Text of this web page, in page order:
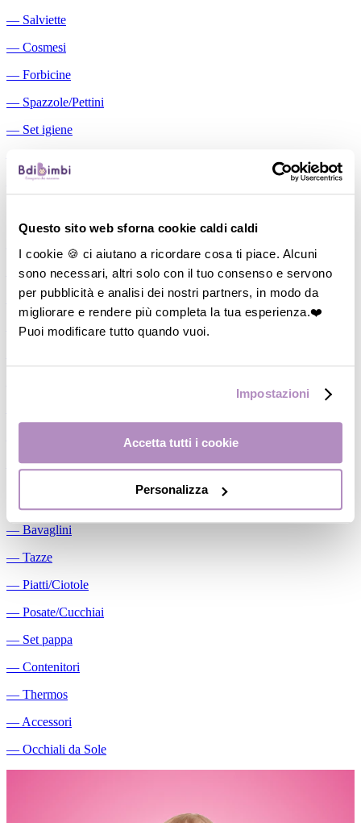
Questo sito web sforna cookie caldi caldi
I cookie 🍪 ci aiutano a ricordare cosa ti piace. Alcuni
sono necessari, altri solo con il tuo consenso e servono
per pubblicità e analisi dei nostri partners, in modo da
migliorare e rendere più completa la tua esperienza.❤️
Puoi modificare tutto quando vuoi.
Impostazioni
Accetta tutti i cookie
Personalizza
― Salviette
― Cosmesi
― Forbicine
― Spazzole/Pettini
― Set igiene
Aspiratori nasali manuali
―
Cuscini allattamento
―Biberon
―
Tettarelle
―Succhietti
Conservalatte Materno
―Massaggiagengive
― Bavaglini
― Tazze
― Piatti/Ciotole
― Posate/Cucchiai
― Set pappa
― Contenitori
― Thermos
― Accessori
― Occhiali da Sole